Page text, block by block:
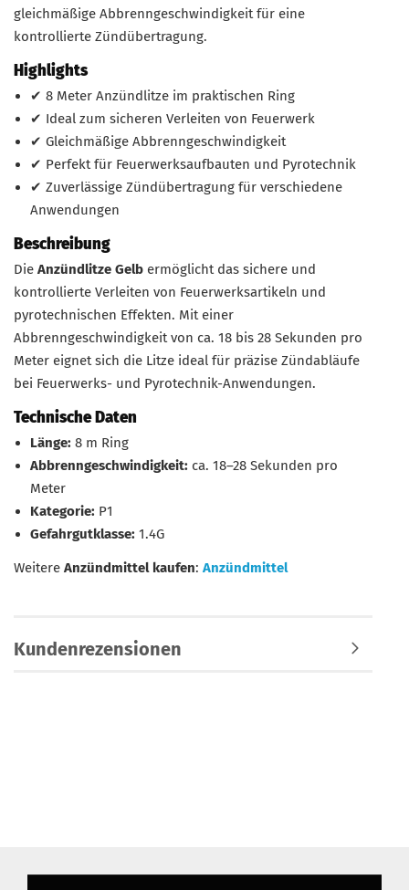
gleichmäßige Abbrenngeschwindigkeit für eine
kontrollierte Zündübertragung.
Highlights
✔ 8 Meter Anzündlitze im praktischen Ring
✔ Ideal zum sicheren Verleiten von Feuerwerk
✔ Gleichmäßige Abbrenngeschwindigkeit
✔ Perfekt für Feuerwerksaufbauten und Pyrotechnik
✔ Zuverlässige Zündübertragung für verschiedene
Anwendungen
Beschreibung
Die Anzündlitze Gelb ermöglicht das sichere und
kontrollierte Verleiten von Feuerwerksartikeln und
pyrotechnischen Effekten. Mit einer
Abbrenngeschwindigkeit von ca. 18 bis 28 Sekunden pro
Meter eignet sich die Litze ideal für präzise Zündabläufe
bei Feuerwerks- und Pyrotechnik-Anwendungen.
Technische Daten
Länge: 8 m Ring
Abbrenngeschwindigkeit: ca. 18–28 Sekunden pro
Meter
Kategorie: P1
Gefahrgutklasse: 1.4G
Weitere Anzündmittel kaufen: Anzündmittel
Kundenrezensionen